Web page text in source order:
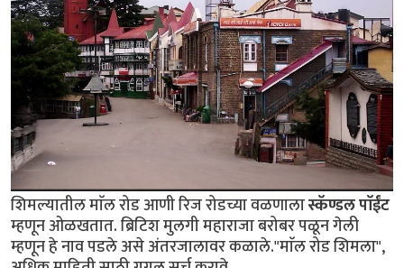
शिमल्यातील माॅल रोड आणी रिज रोडच्या वळणालास्कॅण्डल पाॅईंट
म्हणून ओळखतात. ब्रिटिश मुलगी महाराजा बरोबर पळून गेली
म्हणून हे नाव पडले असे अंतरजालावर कळाले."माॅल रोड शिमला",